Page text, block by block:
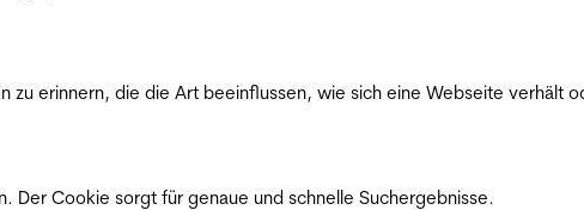
zu erinnern, die die Art beeinflussen, wie sich eine Webseite verhält
Der Cookie sorgt für genaue und schnelle Suchergebnisse.